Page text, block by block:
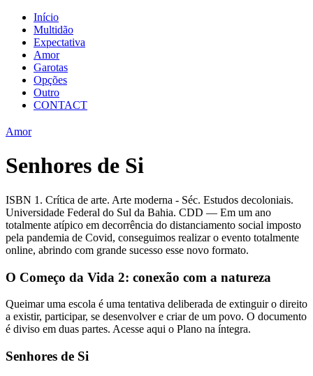
Início
Multidão
Expectativa
Amor
Garotas
Opções
Outro
CONTACT
Amor
Senhores de Si
ISBN 1. Crítica de arte. Arte moderna - Séc. Estudos decoloniais.
Universidade Federal do Sul da Bahia. CDD — Em um ano
totalmente atípico em decorrência do distanciamento social imposto
pela pandemia de Covid, conseguimos realizar o evento totalmente
online, abrindo com grande sucesso esse novo formato.
O Começo da Vida 2: conexão com a natureza
Queimar uma escola é uma tentativa deliberada de extinguir o direito
a existir, participar, se desenvolver e criar de um povo. O documento
é diviso em duas partes. Acesse aqui o Plano na íntegra.
Senhores de Si